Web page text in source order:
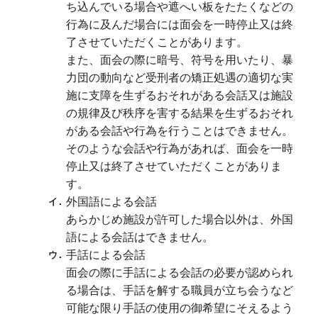
ち込んでいる場合や遮へい板をたたくなどの
行為に及んだ場合には面会を一時停止又は終
了させていただくことがあります。
また、面会の際に暗号、符号を用いたり、暴
力団の動向など受刑者の矯正処遇の適切な実
施に支障を生ずるおそれがある会話又は施設
の規律及び秩序を害する結果を生ずるおそれ
がある会話や行為を行うことはできません。
そのような会話や行為があれば、面会を一時
停止又は終了させていただくことがありま
す。
外国語による会話
あらかじめ施設が許可した場合以外は、外国
語による会話はできません。
手話による会話
面会の際に手話による会話の必要が認められ
る場合は、手話を解する職員が立ち会うなど
可能な限り手話の使用の御希望にそえるよう